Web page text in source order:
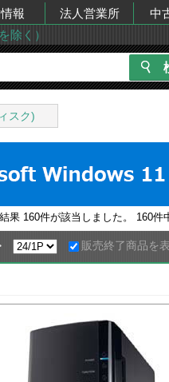
報 法人営業所 中
除く）
スク)
果 160件が該当しました。 160件
販売終了商品を